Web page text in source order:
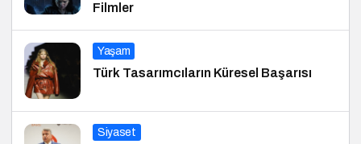
Filmler
Yaşam
Türk Tasarımcıların Küresel Başarısı
Siyaset